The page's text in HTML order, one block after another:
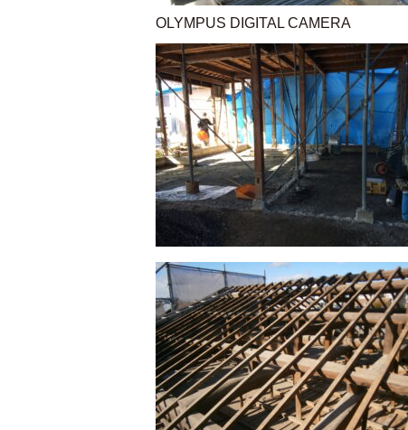
OLYMPUS DIGITAL CAMERA